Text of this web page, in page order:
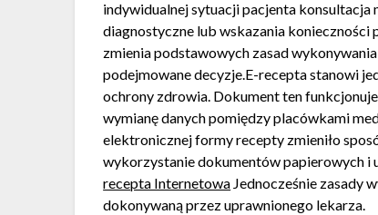
indywidualnej sytuacji pacjenta konsultacja
diagnostyczne lub wskazania konieczności
zmienia podstawowych zasad
podejmowane decyzje.E-recepta stanowi
ochrony zdrowia. Dokument ten
wymianę danych pomiędzy placówkami
elektronicznej formy recepty zmieniło
wykorzystanie dokumentów papierowych i
recepta Internetowa Jednocześnie zasady
dokonywaną przez uprawnionego lekarza.